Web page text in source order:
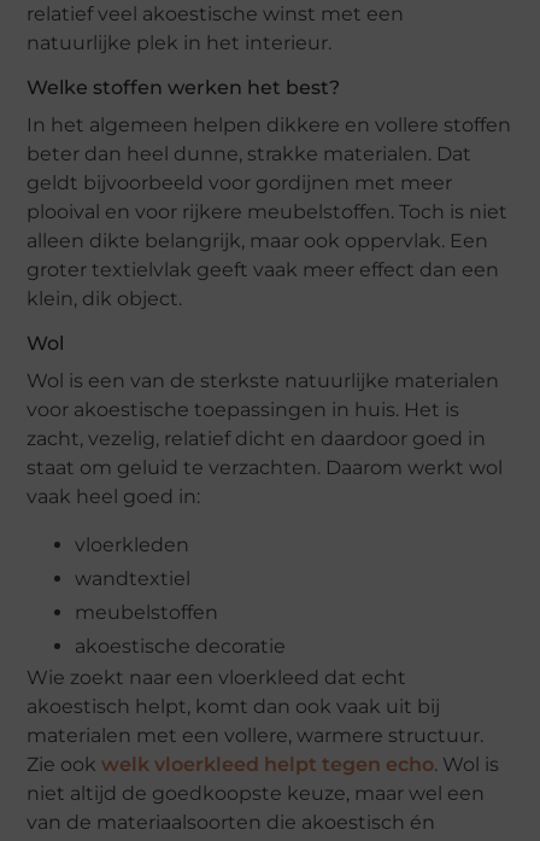
relatief veel akoestische winst met een
natuurlijke plek in het interieur.
Welke stoffen werken het best?
In het algemeen helpen dikkere en vollere stoffen
beter dan heel dunne, strakke materialen. Dat
geldt bijvoorbeeld voor gordijnen met meer
plooival en voor rijkere meubelstoffen. Toch is niet
alleen dikte belangrijk, maar ook oppervlak. Een
groter textielvlak geeft vaak meer effect dan een
klein, dik object.
Wol
Wol is een van de sterkste natuurlijke materialen
voor akoestische toepassingen in huis. Het is
zacht, vezelig, relatief dicht en daardoor goed in
staat om geluid te verzachten. Daarom werkt wol
vaak heel goed in:
vloerkleden
wandtextiel
meubelstoffen
akoestische decoratie
Wie zoekt naar een vloerkleed dat echt
akoestisch helpt, komt dan ook vaak uit bij
materialen met een vollere, warmere structuur.
Zie ookwelk vloerkleed helpt tegen echo. Wol is
niet altijd de goedkoopste keuze, maar wel een
van de materiaalsoorten die akoestisch én